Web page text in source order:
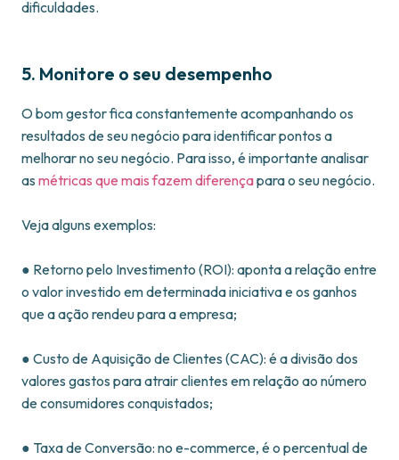
dificuldades.
5. Monitore o seu desempenho
O bom gestor fica constantemente acompanhando os
resultados de seu negócio para identificar pontos a
melhorar no seu negócio. Para isso, é importante analisar
as métricas que mais fazem diferençapara o seu negócio.
Veja alguns exemplos:
● Retorno pelo Investimento (ROI): aponta a relação entre
o valor investido em determinada iniciativa e os ganhos
que a ação rendeu para a empresa;
● Custo de Aquisição de Clientes (CAC): é a divisão dos
valores gastos para atrair clientes em relação ao número
de consumidores conquistados;
● Taxa de Conversão: no e-commerce, é o percentual de